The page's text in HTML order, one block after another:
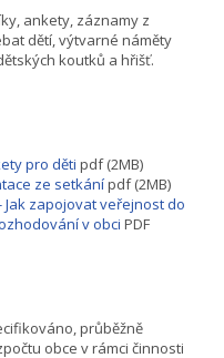
ankety, záznamy z
dětí, výtvarné náměty
koutků a hřišť.
pro děti pdf (2MB)
ze setkánípdf (2MB)
- Jak zapojovat veřejnost do
v obci PDF
průběžně
obce v rámci činnosti